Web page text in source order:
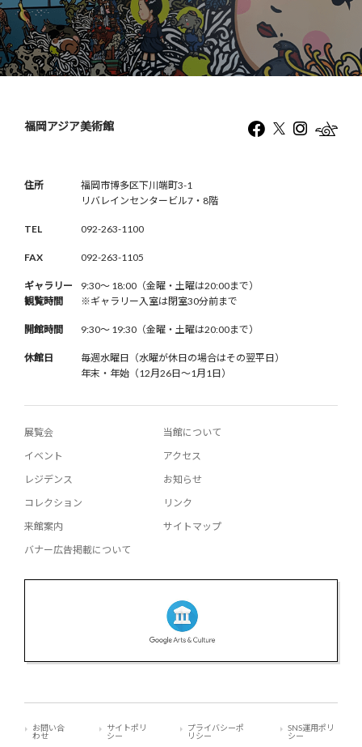
福岡アジア美術館
住所
福岡市博多区下川端町3-1
リバレインセンタービル7・8階
TEL 092-263-1100
FAX 092-263-1105
ギャラリー
観覧時間
9:30〜 18:00（金曜・土曜は20:00まで）
※ギャラリー入室は閉室30分前まで
開館時間 9:30〜 19:30（金曜・土曜は20:00まで）
休館日
毎週水曜日（水曜が休日の場合はその翌平日）
年末・年始（12月26日〜1月1日）
展覧会
イベント
レジデンス
コレクション
来館案内
バナー広告掲載について
当館について
アクセス
お知らせ
リンク
サイトマップ
お問い合
わせ
サイトポリ
シー
プライバシーポ
リシー
SNS運用ポリ
シー